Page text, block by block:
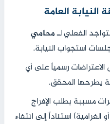
النيابة العامة
الفعلي لـمحامي
استجواب النيابة.
رسمياً على أي
يطرحها المحقق.
مسببة بطلب الإفراج
الغرامية) استناداً إلى انتفاء